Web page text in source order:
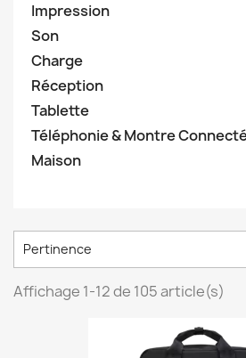
Impression
Son
Charge
Réception
Tablette
Téléphonie & Montre
Maison
Pertinence
Affichage 1-12 de 105 article(s)